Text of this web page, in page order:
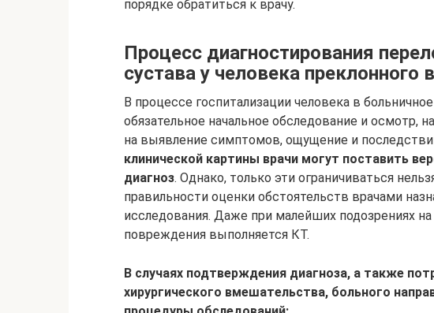
порядке обратиться к врачу.
Процесс диагностирования
сустава у человека преклонного
В процессе госпитализации человека в
обязательное начальное обследование и осмотр,
на выявление симптомов, ощущение и
клинической картины врачи могут поставить
диагноз. Однако, только эти ограничиваться
правильности оценки обстоятельств врачами
исследования. Даже при малейших подозрениях на
повреждения выполняется КТ.
В случаях подтверждения диагноза, а также
хирургического вмешательства, больного